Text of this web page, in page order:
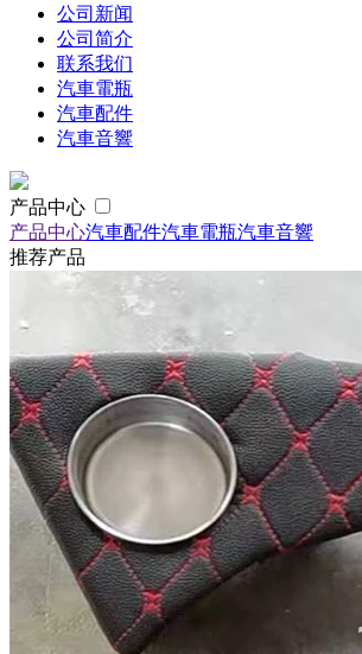
公司新闻
公司简介
联系我们
汽車電瓶
汽車配件
汽車音響
产品中心
产品中心汽車配件汽車電瓶汽車音響
推荐产品